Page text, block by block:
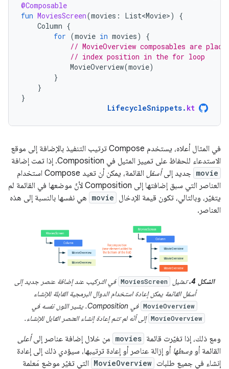
@Composable
fun MoviesScreen(movies : List<Movie>)
{
Column {
for (movie in movies)
{
// MovieOverview composables are
// index position in the for loop
MovieOverview(movie)
}
}
}
LifecycleSnippets. kt
في المثال أعلاه، يستخدم Compose ترتيب التنفيذ بالإضافة إلى موقع
الاستدعاء للحفاظ على تمييز المثيل في Composition. إذا تمت إضافة
movie جديد إلىأسفل
القائمة، يمكن أن تعيد Compose استخدام
العناصر التي سبق إضافتها إلى Composition لأنّ موضعها في القائمة لم
يتغيّر، وبالتالي، تكون قيمة الإدخال movie هي نفسها بالنسبة إلى هذه
العناصر.
الشكل 4. تمثيل MoviesScreen في التركيب عند إضافة عنصر جديد إلى
أسفل القائمة يمكن إعادة استخدام الدوال البرمجية القابلة للإنشاء
MovieOverview في Composition. يشير اللون نفسه في
MovieOverview إلى أنّه لم تتم إعادة إنشاء العنصر القابل للإنشاء.
ومع ذلك، إذا تغيّرت قائمة movies من خلال إضافة عناصر إلىأعلى
القائمة أووسطها أو إزالة عناصر أو إعادة ترتيبها، سيؤدي ذلك إلى إعادة
إنشاء في جميع طلبات MovieOverview التي تغيّر موضع مَعلمة